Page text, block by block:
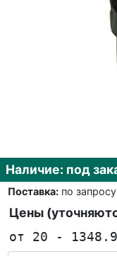
Наличие: под
Поставка:по
Цены
от 20 -